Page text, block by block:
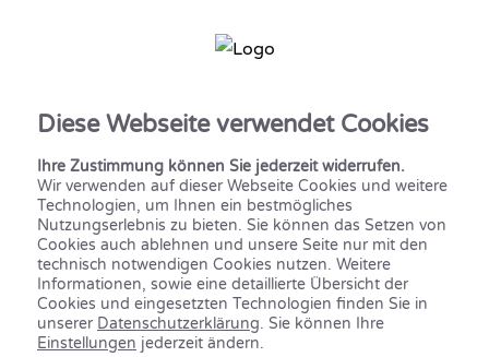
Diese Webseite verwendet Cookies
Ihre Zustimmung können Sie jederzeit widerrufen.
Wir verwenden auf dieser Webseite Cookies und weitere
Technologien, um Ihnen ein bestmögliches
Nutzungserlebnis zu bieten. Sie können das Setzen von
Cookies auch ablehnen und unsere Seite nur mit den
technisch notwendigen Cookies nutzen. Weitere
Informationen, sowie eine detaillierte Übersicht der
Cookies und eingesetzten Technologien finden Sie in
unserer Datenschutzerklärung. Sie können Ihre
Einstellungen jederzeit ändern.